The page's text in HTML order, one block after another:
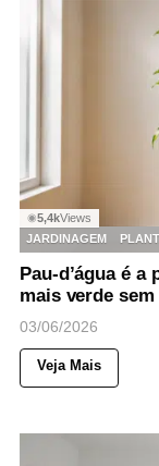
◉5,4kViews
JARDINAGEM
Pau-d’água é a
mais verde
03/06/2026
Veja Mais